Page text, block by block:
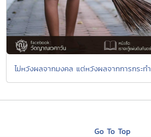
ไม่หวังผลจากมงคล แต่หวังผลจากการกระทำ
Go To Top